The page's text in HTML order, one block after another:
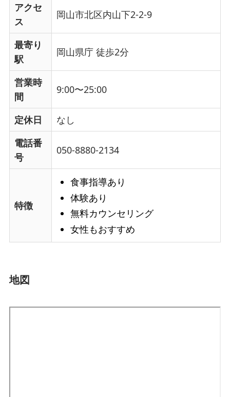
アクセ
ス
岡山市北区内山下2-2-9
最寄り
駅
岡山県庁 徒歩2分
営業時
間
9:00〜25:00
定休日
なし
電話番
号
050-8880-2134
特徴
食事指導あり
体験あり
無料カウンセリング
女性もおすすめ
地図